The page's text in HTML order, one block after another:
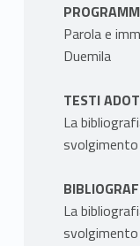
Parola e
Duemila
TESTI
La
La